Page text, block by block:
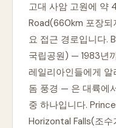
고대 사암 고원에 약
Road(660km 포장되
요 접근 경로입니다.
국립공원) — 1983년
레일리아인들에게 알
돔 풍경 — 은 대륙에
중 하나입니다.
Horizontal Falls(조수